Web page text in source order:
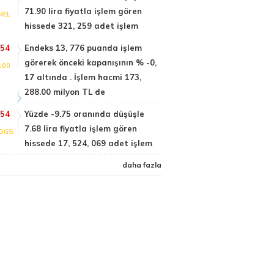
71.90 lira fiyatla işlem gören
hissede 321, 259 adet işlem
Endeks 13, 776 puanda işlem
görerek önceki kapanışının % -0,
17 altında . İşlem hacmi 173,
288.00 milyon TL de
Yüzde -9.75 oranında düşüşle
7.68 lira fiyatla işlem gören
hissede 17, 524, 069 adet işlem
daha fazla